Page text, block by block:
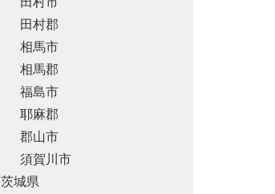
田村郡
相馬市
相馬郡
福島市
耶麻郡
郡山市
須賀川市
茨城県